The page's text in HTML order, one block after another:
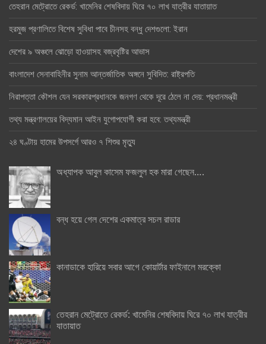
তেহরান মেট্রোতে রেকর্ড: খামেনির শেষবিদায় ঘিরে ৭০ লাখ যাত্রীর যাতায়াত
হরমুজ প্রণালিতে বিশেষ সুবিধা পাবে চীনসহ বন্ধু দেশগুলো: ইরান
দেশের ৯ অঞ্চলে ঝোড়ো হাওয়াসহ বজ্রবৃষ্টির আভাস
বাংলাদেশ সেনাবাহিনীর সুনাম আন্তর্জাতিক অঙ্গনে সুবিদিত: রাষ্ট্রপতি
নিরাপত্তা কৌশল যেন সরকারপ্রধানকে জনগণ থেকে দূরে ঠেলে না দেয়: প্রধানমন্ত্রী
তথ্য মন্ত্রণালয়ের বিদ্যমান আইন যুগোপযোগী করা হবে: তথ্যমন্ত্রী
২৪ ঘণ্টায় হামের উপসর্গে আরও ৭ শিশুর মৃত্যু
অধ্যাপক আবুল কাসেম ফজলুল হক মারা গেছেন….
বন্ধ হয়ে গেল দেশের একমাত্র সচল রাডার
কানাডাকে হারিয়ে সবার আগে কোয়ার্টার ফাইনালে মরক্কো
তেহরান মেট্রোতে রেকর্ড: খামেনির শেষবিদায় ঘিরে ৭০ লাখ যাত্রীর
যাতায়াত